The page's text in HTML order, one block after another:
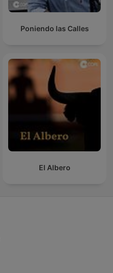
Poniendo las Calles
El Albero